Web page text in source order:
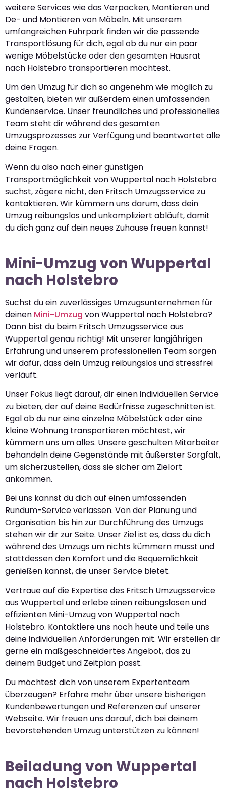
weitere Services wie das Verpacken, Montieren und
De- und Montieren von Möbeln. Mit unserem
umfangreichen Fuhrpark finden wir die passende
Transportlösung für dich, egal ob du nur ein paar
wenige Möbelstücke oder den gesamten Hausrat
nach Holstebro transportieren möchtest.
Um den Umzug für dich so angenehm wie möglich zu
gestalten, bieten wir außerdem einen umfassenden
Kundenservice. Unser freundliches und professionelles
Team steht dir während des gesamten
Umzugsprozesses zur Verfügung und beantwortet alle
deine Fragen.
Wenn du also nach einer günstigen
Transportmöglichkeit von Wuppertal nach Holstebro
suchst, zögere nicht, den Fritsch Umzugsservice zu
kontaktieren. Wir kümmern uns darum, dass dein
Umzug reibungslos und unkompliziert abläuft, damit
du dich ganz auf dein neues Zuhause freuen kannst!
Mini-Umzug von Wuppertal
nach Holstebro
Suchst du ein zuverlässiges Umzugsunternehmen für
deinen Mini-Umzug von Wuppertal nach Holstebro?
Dann bist du beim Fritsch Umzugsservice aus
Wuppertal genau richtig! Mit unserer langjährigen
Erfahrung und unserem professionellen Team sorgen
wir dafür, dass dein Umzug reibungslos und stressfrei
verläuft.
Unser Fokus liegt darauf, dir einen individuellen Service
zu bieten, der auf deine Bedürfnisse zugeschnitten ist.
Egal ob du nur eine einzelne Möbelstück oder eine
kleine Wohnung transportieren möchtest, wir
kümmern uns um alles. Unsere geschulten Mitarbeiter
behandeln deine Gegenstände mit äußerster Sorgfalt,
um sicherzustellen, dass sie sicher am Zielort
ankommen.
Bei uns kannst du dich auf einen umfassenden
Rundum-Service verlassen. Von der Planung und
Organisation bis hin zur Durchführung des Umzugs
stehen wir dir zur Seite. Unser Ziel ist es, dass du dich
während des Umzugs um nichts kümmern musst und
stattdessen den Komfort und die Bequemlichkeit
genießen kannst, die unser Service bietet.
Vertraue auf die Expertise des Fritsch Umzugsservice
aus Wuppertal und erlebe einen reibungslosen und
effizienten Mini-Umzug von Wuppertal nach
Holstebro. Kontaktiere uns noch heute und teile uns
deine individuellen Anforderungen mit. Wir erstellen dir
gerne ein maßgeschneidertes Angebot, das zu
deinem Budget und Zeitplan passt.
Du möchtest dich von unserem Expertenteam
überzeugen? Erfahre mehr über unsere bisherigen
Kundenbewertungen und Referenzen auf unserer
Webseite. Wir freuen uns darauf, dich bei deinem
bevorstehenden Umzug unterstützen zu können!
Beiladung von Wuppertal
nach Holstebro